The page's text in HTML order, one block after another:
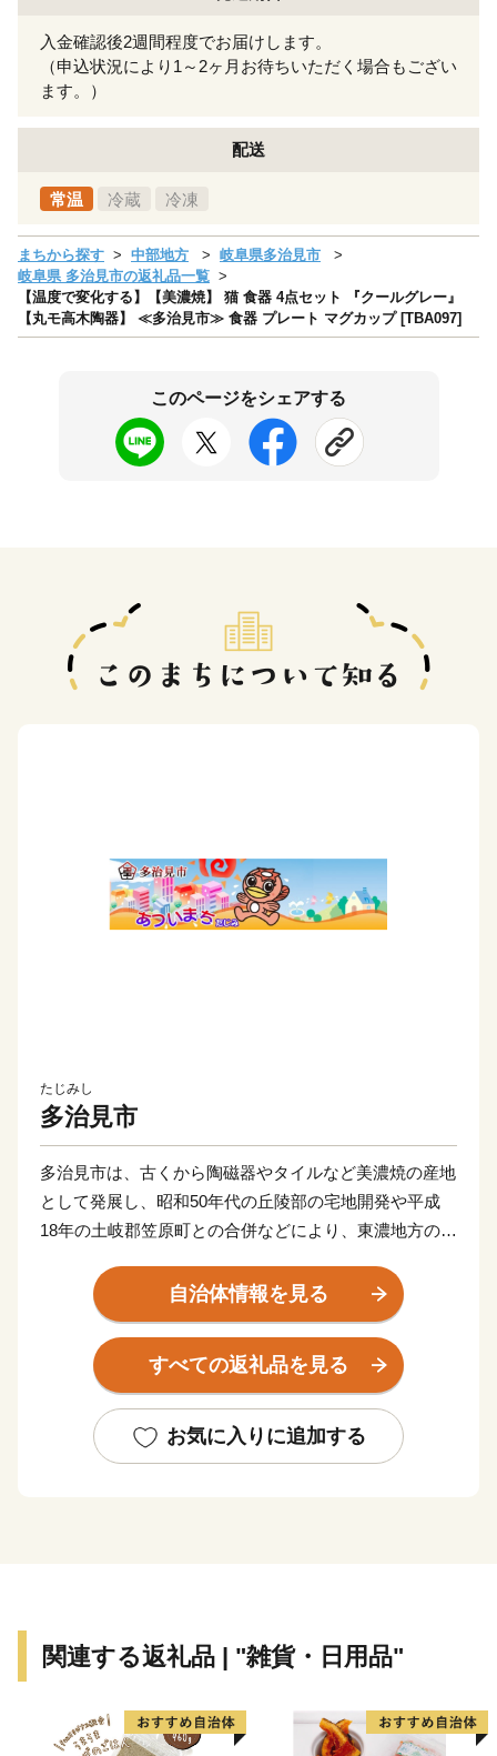
入金確認後2週間程度でお届けします。
（申込状況により1～2ヶ月お待ちいただく場合もござい
ます。）
配送
常温 冷蔵 冷凍
まちから探す 中部地方
岐阜県多治見市
岐阜県 多治見市の返礼品一覧
【温度で変化する】【美濃焼】 猫 食器 4点セット 『クールグレー』
【丸モ高木陶器】 ≪多治見市≫ 食器 プレート マグカップ [TBA097]
このページをシェアする
たじみし
多治見市
多治見市は、古くから陶磁器やタイルなど美濃焼の産地
として発展し、昭和50年代の丘陵部の宅地開発や平成
18年の土岐郡笠原町との合併などにより、東濃地方の中
開山700年の虎渓山永保寺、設立80年の神言修道院、美
濃陶芸の人間国宝を輩出するなど、長い歴史に裏打ちさ
れた人を育てる文化を礎に、企業誘致や岐阜県No.1の教
多治見」を目標として、まちづくりを進めています。
癒される見所も満載です。
自治体情報を見る
すべての返礼品を見る
お気に入りに追加する
関連する返礼品 | "雑貨・日用品"